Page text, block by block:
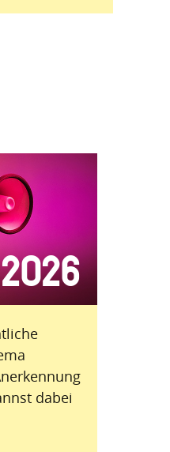
dabei